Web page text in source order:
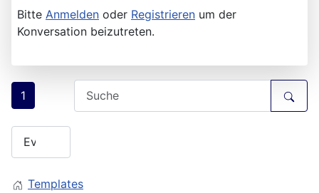
Bitte Anmelden oder Registrieren um der
Konversation beizutreten.
1
Templates